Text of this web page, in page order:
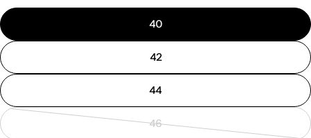
40
42
44
46
Variante